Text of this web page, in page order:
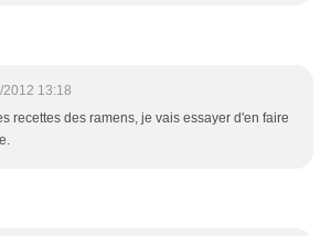
2012 13:18
recettes des ramens, je vais essayer d'en faire